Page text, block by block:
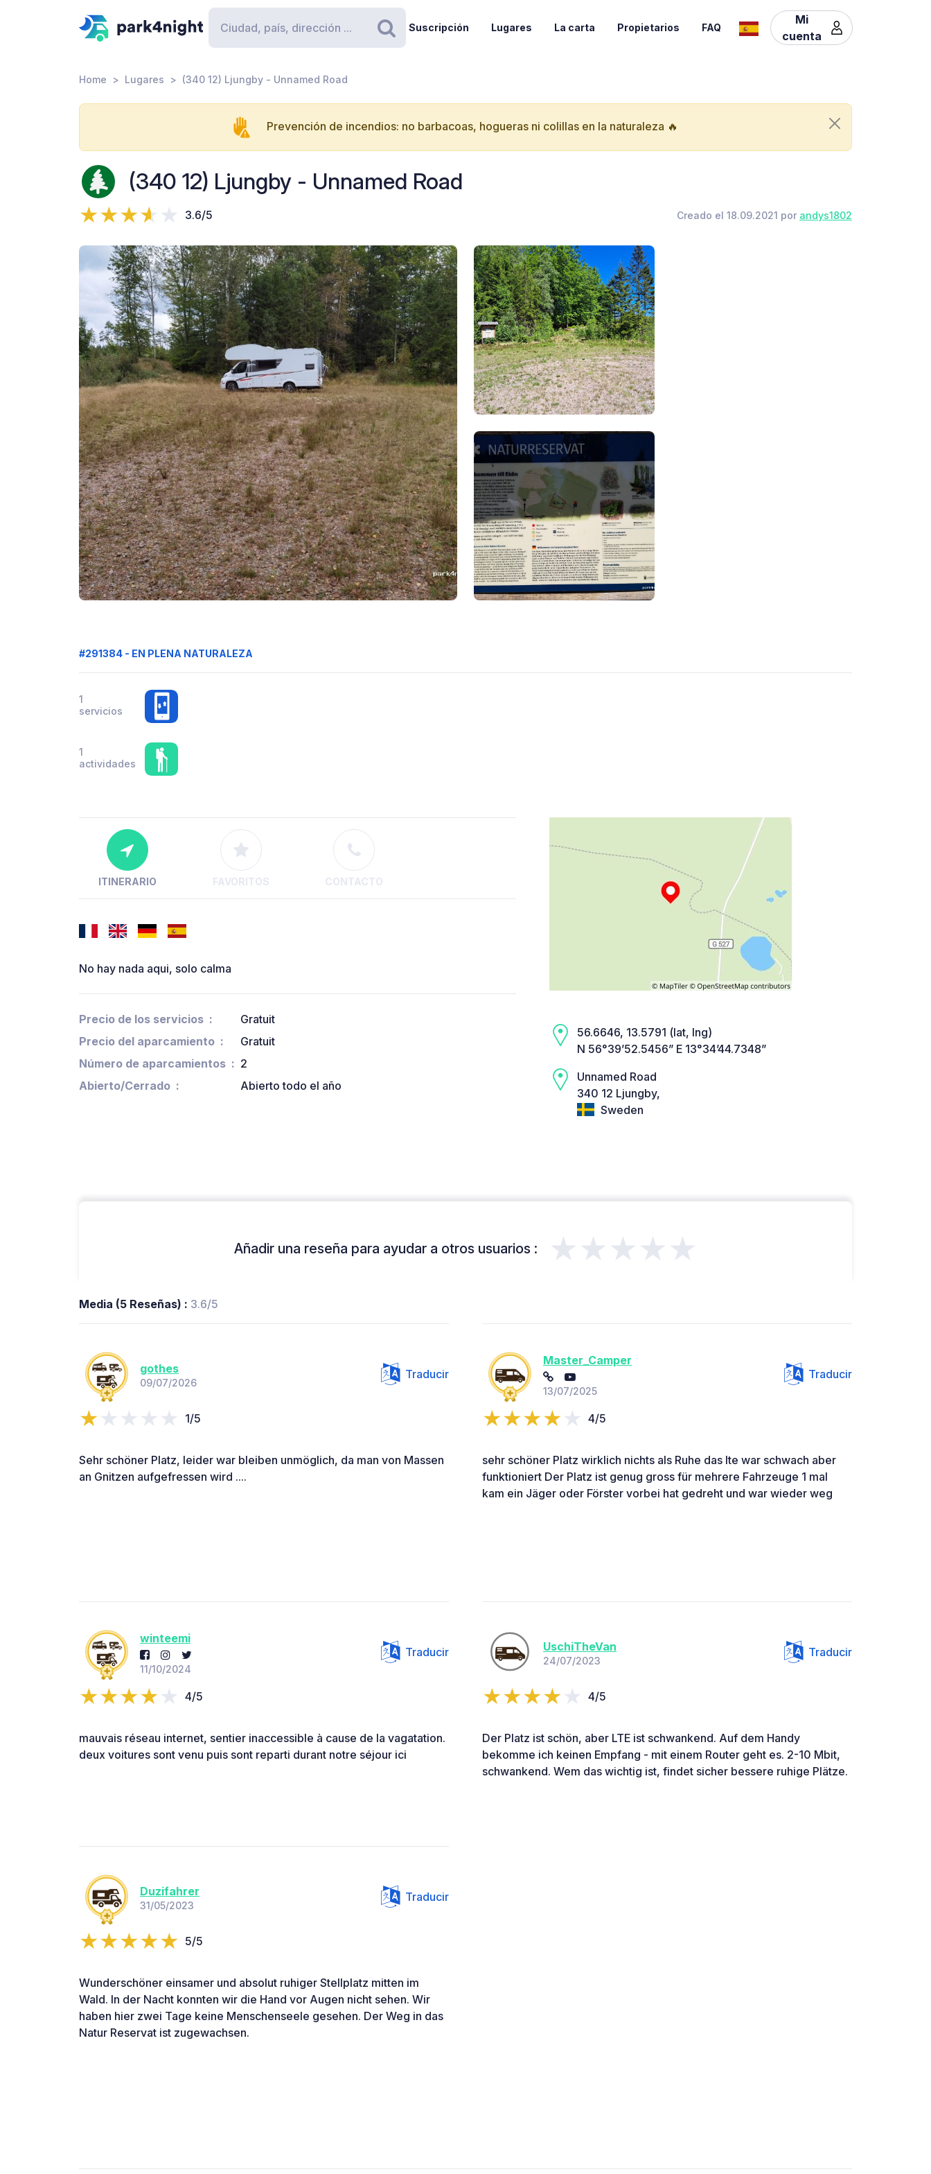
Buscar
Suscripción Lugares La carta Propietarios FAQ
Mi
cuenta
Home Lugares (340 12) Ljungby - Unnamed Road
Prevención de incendios: no barbacoas, hogueras ni colillas en la naturaleza 🔥
(340 12) Ljungby - Unnamed Road
3.6/5 Creado el 18.09.2021 por andys1802
#291384 - EN PLENA NATURALEZA
1
servicios
1
actividades
ITINERARIO FAVORITOS CONTACTO
No hay nada aqui, solo calma
Precio de los servicios
Gratuit
Precio del aparcamiento
Gratuit
Número de aparcamientos
2
Abierto/Cerrado
Abierto todo el año
56.6646, 13.5791 (lat, lng)
N 56°39’52.5456” E 13°34’44.7348”
Unnamed Road
340 12 Ljungby,
Sweden
Añadir una reseña para ayudar a otros usuarios : ★★★★★
Media (5 Reseñas) : 3.6/5
gothes
09/07/2026
Traducir
1/5
Sehr schöner Platz, leider war bleiben unmöglich, da man von Massen
an Gnitzen aufgefressen wird ....
Master_Camper
13/07/2025
Traducir
4/5
sehr schöner Platz wirklich nichts als Ruhe das lte war schwach aber
funktioniert Der Platz ist genug gross für mehrere Fahrzeuge 1 mal
kam ein Jäger oder Förster vorbei hat gedreht und war wieder weg
winteemi
11/10/2024
Traducir
4/5
mauvais réseau internet, sentier inaccessible à cause de la vagatation.
deux voitures sont venu puis sont reparti durant notre séjour ici
UschiTheVan
24/07/2023
Traducir
4/5
Der Platz ist schön, aber LTE ist schwankend. Auf dem Handy
bekomme ich keinen Empfang - mit einem Router geht es. 2-10 Mbit,
schwankend. Wem das wichtig ist, findet sicher bessere ruhige Plätze.
Duzifahrer
31/05/2023
Traducir
5/5
Wunderschöner einsamer und absolut ruhiger Stellplatz mitten im
Wald. In der Nacht konnten wir die Hand vor Augen nicht sehen. Wir
haben hier zwei Tage keine Menschenseele gesehen. Der Weg in das
Natur Reservat ist zugewachsen.